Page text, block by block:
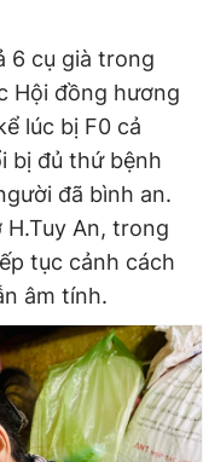
6 cụ già trong
Hội đồng hương
lúc bị F0 cả
bị đủ thứ bệnh
đã bình an.
An, trong
tục cảnh cách
âm tính.